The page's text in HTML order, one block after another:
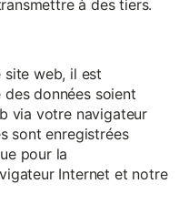
à des tiers.
site web, il est
données soient
via votre navigateur
sont enregistrées
pour la
Internet et notre